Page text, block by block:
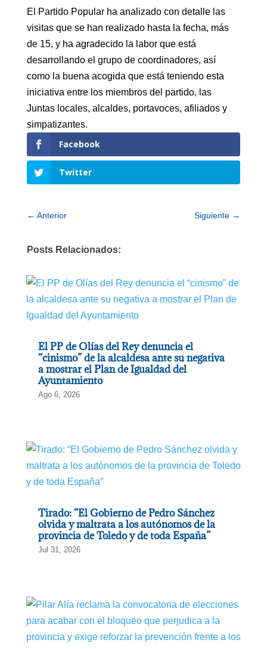
El Partido Popular ha analizado con detalle las
visitas que se han realizado hasta la fecha, más
de 15, y ha agradecido la labor que está
desarrollando el grupo de coordinadores, así
como la buena acogida que está teniendo esta
iniciativa entre los miembros del partido, las
Juntas locales, alcaldes, portavoces, afiliados y
simpatizantes.
Facebook
Twitter
← Anterior Siguiente →
Posts Relacionados:
El PP de Olías del Rey denuncia el
“cinismo” de la alcaldesa ante su negativa
a mostrar el Plan de Igualdad del
Ayuntamiento
Ago 6, 2026
Tirado: “El Gobierno de Pedro Sánchez
olvida y maltrata a los autónomos de la
provincia de Toledo y de toda España”
Jul 31, 2026